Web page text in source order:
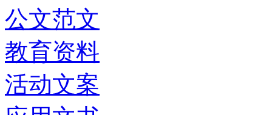
公文范文
教育资料
活动文案